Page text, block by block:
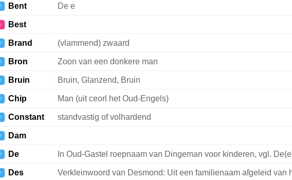
Bent De e
♀ Best
Brand (vlammend) zwaard
Bron Zoon van een donkere man
Bruin Bruin, Glanzend, Bruin
Chip Man (uit ceorl het Oud-Engels)
Constant standvastig of volhardend
Dam
De In Oud-Gastel roepnaam van Dingeman voor kinderen, vgl.
Des
Verkleinwoord van Desmond: Uit een familienaam afgeleid van